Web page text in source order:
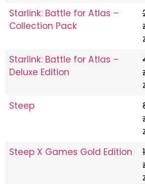
Starlink: Battle for Atlas –
Collection Pack
Starlink: Battle for Atlas –
Deluxe Edition
Steep
Steep X Games Gold Edition